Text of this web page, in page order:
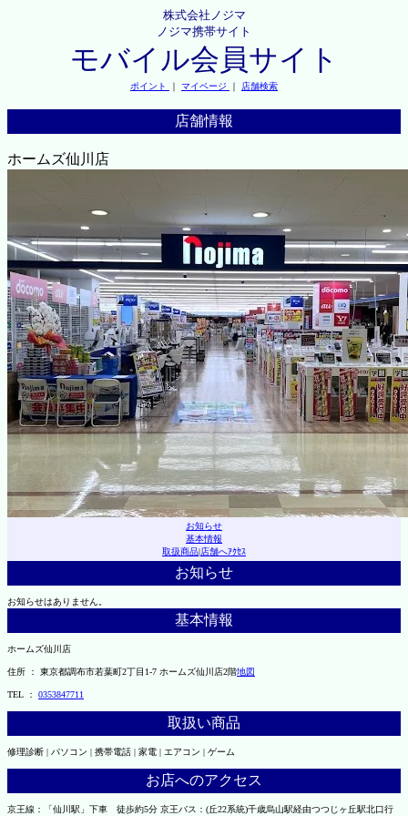
株式会社ノジマ
ノジマ携帯サイト
モバイル会員サイト
ポイント ｜ マイページ ｜ 店舗検索
店舗情報
ホームズ仙川店
お知らせ
基本情報
取扱商品|店舗へｱｸｾｽ
お知らせ
お知らせはありません。
基本情報
ホームズ仙川店
住所 ： 東京都調布市若葉町2丁目1-7 ホームズ仙川店2階地図
TEL ： 0353847711
取扱い商品
修理診断 | パソコン | 携帯電話 | 家電 | エアコン | ゲーム
お店へのアクセス
京王線：「仙川駅」下車 徒歩約5分 京王バス：(丘22系統)千歳烏山駅経由つつじヶ丘駅北口行